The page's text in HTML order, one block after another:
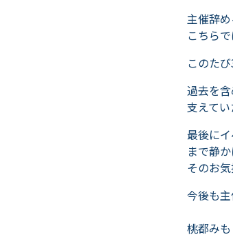
主催辞
こちら
このた
過去を
支えて
最後に
まで静
そのお
今後も
桃都みも